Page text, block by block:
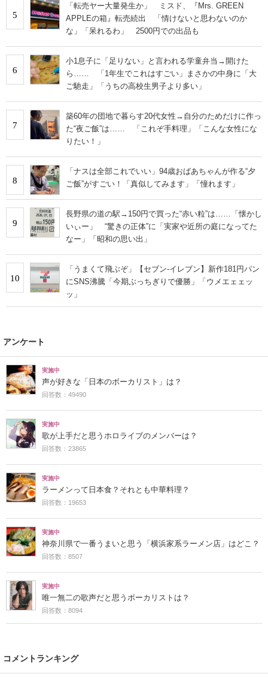
5
「転売ヤー大量発生か」 ミスド、『Mrs. GREEN
APPLEの箱』転売続出 「情けないと思わないのか
な」「呆れるわ」 2500円での出品も
6
小1息子に「足りない」と言われる学童弁当→開けた
ら…… 「1年生でこれはすごい」まさかの中身に「大
ご馳走」「うちの高校生男子より多い」
7
築60年の団地で暮らす20代女性→自分のためだけに作っ
た“夜ご飯”は…… 「これぞ手料理」「こんな女性にな
りたい！」
8
「ナスは全部これでいい」94歳おばあちゃんが作る“夕
ご飯”がすごい！「真似してみます」「憧れます」
9
長野県の道の駅→150円で買った“赤い粒”は……「懐かし
いぃー」 “驚きの正体”に「実家や近所の庭になってた
なー」「昭和の思い出」
10
「うまくて飛ぶぞ」【セブン‐イレブン】新作181円パン
にSNS沸騰「今期ぶっちぎりで優勝」「ウメエェェッ
ッ」
アンケート
実施中
声が好きな「日本のボーカリスト」は？
回答数：49490
実施中
歌が上手だと思うホロライブのメンバーは？
回答数：23865
実施中
ラーメンって日本食？それとも中華料理？
回答数：19653
実施中
神奈川県で一番うまいと思う「横浜家系ラーメン店」はどこ？
回答数：8507
実施中
唯一無二の歌声だと思うボーカリストは？
回答数：8094
コメントランキング